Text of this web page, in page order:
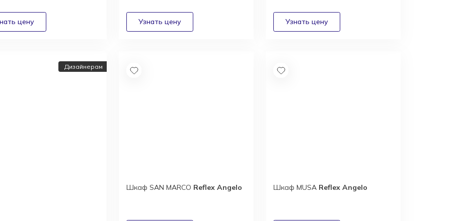
Дизайнерам
Шкаф SAN MARCO Reflex Angelo Шкаф MUSA Reflex Angelo